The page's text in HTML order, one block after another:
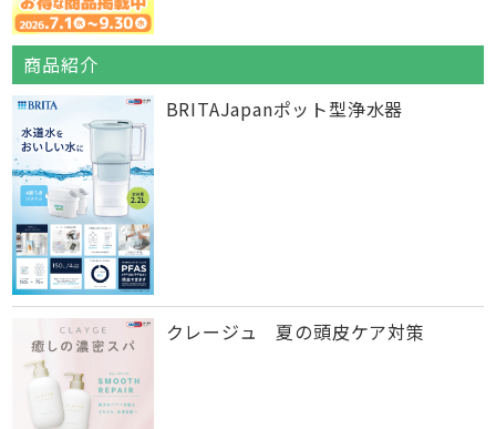
商品紹介
BRITAJapanポット型浄水器
クレージュ 夏の頭皮ケア対策